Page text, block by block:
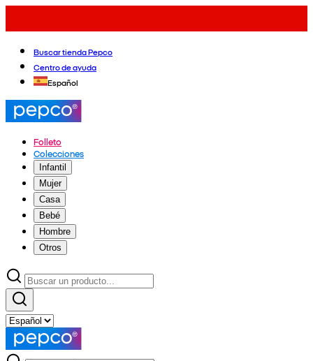
Buscar tienda Pepco
Centro de ayuda
Español
Folleto
Colecciones
Infantil
Mujer
Casa
Bebé
Hombre
Otros